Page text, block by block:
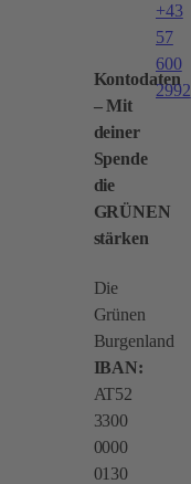
Kontodaten
– Mit
deiner
Spende
die
GRÜNEN
stärken
Die
Grünen
Burgenland
IBAN:
AT52
3300
0000
0130
+43
57
600
2992